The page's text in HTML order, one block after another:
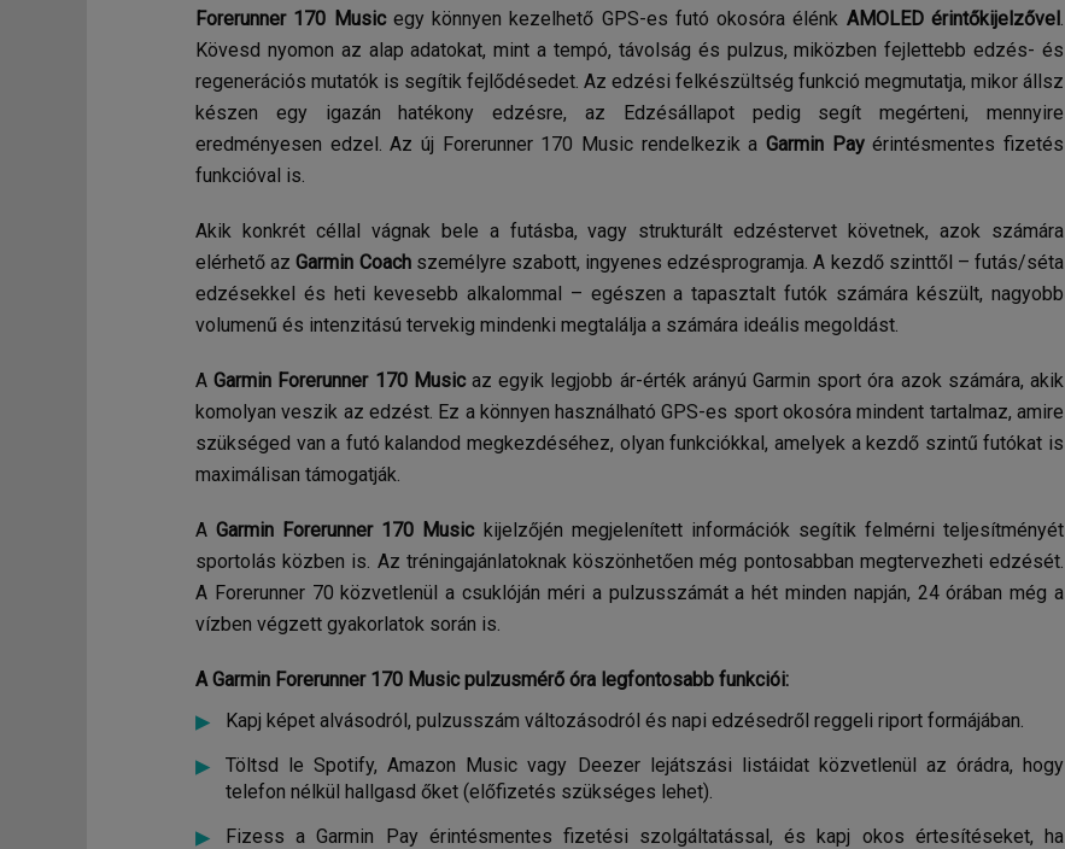
Forerunner 170 Musicegy könnyen kezelhető GPS-es futó okosóra élénk AMOLED érintőkijelzővel.
Kövesd nyomon az alap adatokat, mint a tempó, távolság és pulzus, miközben fejlettebb edzés- és
regenerációs mutatók is segítik fejlődésedet. Az edzési felkészültség funkció megmutatja, mikor állsz
készen egy igazán hatékony edzésre, az Edzésállapot pedig segít megérteni, mennyire
eredményesen edzel. Az új Forerunner 170 Music rendelkezik a Garmin Payérintésmentes fizetés
funkcióval is.
Akik konkrét céllal vágnak bele a futásba, vagy strukturált edzéstervet követnek, azok számára
elérhető azGarmin Coachszemélyre szabott, ingyenes edzésprogramja. A kezdő szinttől – futás/séta
edzésekkel és heti kevesebb alkalommal – egészen a tapasztalt futók számára készült, nagyobb
volumenű és intenzitású tervekig mindenki megtalálja a számára ideális megoldást.
AGarmin Forerunner 170 Musicaz egyik legjobb ár-érték arányú Garmin sport óra azok számára, akik
komolyan veszik az edzést. Ez a könnyen használható GPS-es sport okosóra mindent tartalmaz, amire
szükséged van a futó kalandod megkezdéséhez, olyan funkciókkal, amelyek a kezdő szintű futókat is
maximálisan támogatják.
AGarmin Forerunner 170 Music kijelzőjén megjelenített információk segítik felmérni teljesítményét
sportolás közben is. Az tréningajánlatoknak köszönhetően még pontosabban megtervezheti edzését.
A Forerunner 70 közvetlenül a csuklóján méri a pulzusszámát a hét minden napján, 24 órában még a
vízben végzett gyakorlatok során is.
A Garmin Forerunner 170 Music pulzusmérő óra legfontosabb funkciói:
Kapj képet alvásodról, pulzusszám változásodról és napi edzésedről reggeli riport formájában.
Töltsd le Spotify, Amazon Music vagy Deezer lejátszási listáidat közvetlenül az órádra, hogy
telefon nélkül hallgasd őket (előfizetés szükséges lehet).
Fizess a Garmin Pay érintésmentes fizetési szolgáltatással, és kapj okos értesítéseket, ha